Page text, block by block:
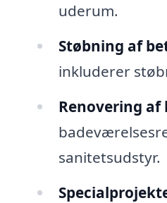
uderum.
Støbning af
inkluderer
Renovering
sanitetsudstyr.